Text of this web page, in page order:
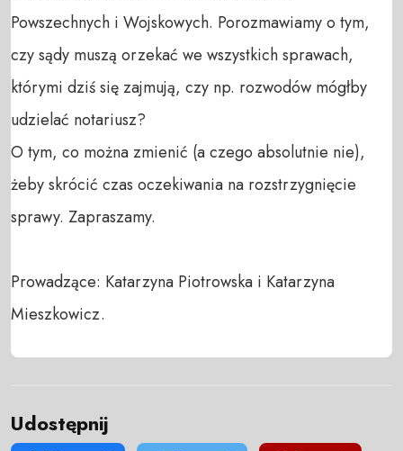
Powszechnych i Wojskowych. Porozmawiamy o tym,
czy sądy muszą orzekać we wszystkich sprawach,
którymi dziś się zajmują, czy np. rozwodów mógłby
udzielać notariusz?
O tym, co można zmienić (a czego absolutnie nie),
żeby skrócić czas oczekiwania na rozstrzygnięcie
sprawy. Zapraszamy.
Prowadzące: Katarzyna Piotrowska i Katarzyna
Mieszkowicz.
Udostępnij